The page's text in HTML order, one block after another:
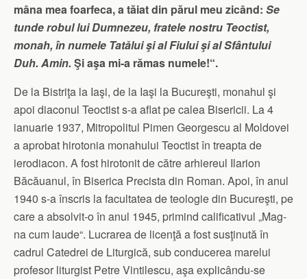
mâna mea foarfeca, a tăiat din părul meu zicând: Se
tunde robul lui Dum­nezeu, fratele nostru Teoc­tist,
monah, în numele Tatălui şi al Fiului şi al Sfântului
Duh. Amin. Şi aşa mi-a rămas numele!“.
De la Bistriţa la Iaşi, de la Iaşi la Bucureşti, monahul şi
apoi diaconul Teoctist s-a aflat pe calea Bisericii. La 4
ianuarie 1937, Mitropolitul Pimen Geor­gescu al Moldovei
a aprobat hirotonia monahului Teoctist în treapta de
ierodiacon. A fost hirotonit de către arhiereul Ila­rion
Băcăuanul, în Biserica Pre­cista din Roman. Apoi, în anul
1940 s-a înscris la facul­tatea de teologie din Bucureşti, pe
care a absolvit-o în anul 1945, primind calificativul „Mag­
na cum laude“. Lucrarea de licenţă a fost susţinută în
cadrul Catedrei de Liturgică, sub conducerea marelui
profesor liturgist Petre Vintilescu, aşa explicându-se